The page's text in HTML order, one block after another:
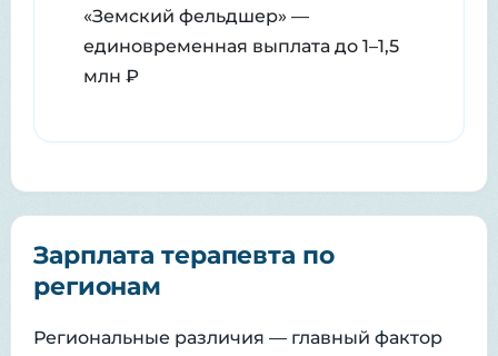
«Земский фельдшер» —
единовременная выплата до 1–1,5
млн ₽
Зарплата терапевта по
регионам
Региональные различия — главный фактор